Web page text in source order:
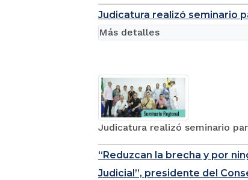
Judicatura realizó seminario
Judicatura realizó seminario
Más detalles
“Reduzcan la brecha y por
Judicial”, presidente del